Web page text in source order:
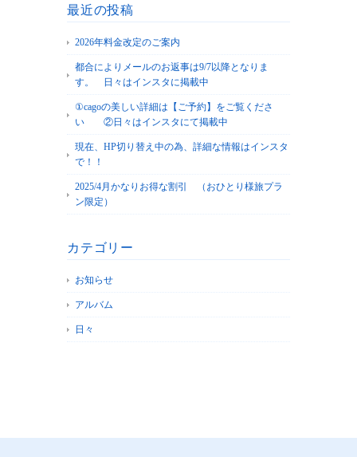
最近の投稿
2026年料金改定のご案内
都合によりメールのお返事は9/7以降となりま
す。 日々はインスタに掲載中
①cagoの美しい詳細は【ご予約】をご覧くださ
い ②日々はインスタにて掲載中
現在、HP切り替え中の為、詳細な情報はインスタ
で！！
2025/4月かなりお得な割引 （おひとり様旅プラ
ン限定）
カテゴリー
お知らせ
アルバム
日々